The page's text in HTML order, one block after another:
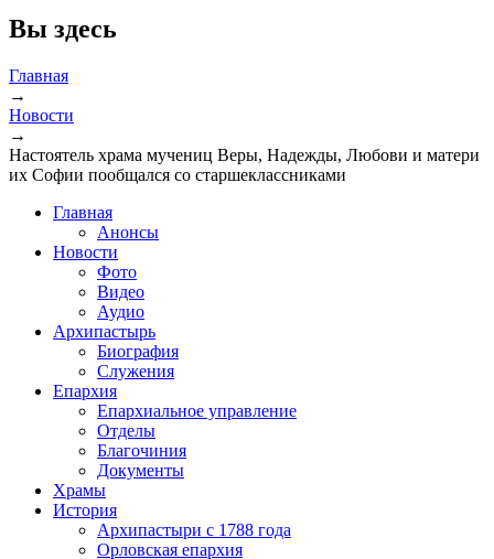
Вы здесь
Главная
→
Новости
→
Настоятель храма мучениц Веры, Надежды, Любови и матери
их Софии пообщался со старшеклассниками
Главная
Анонсы
Новости
Фото
Видео
Аудио
Архипастырь
Биография
Служения
Епархия
Епархиальное управление
Отделы
Благочиния
Документы
Храмы
История
Архипастыри с 1788 года
Орловская епархия